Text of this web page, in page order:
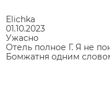
Elichka
01.10.2023
Ужасно
Отель полное Г. Я не
Бомжатня одним